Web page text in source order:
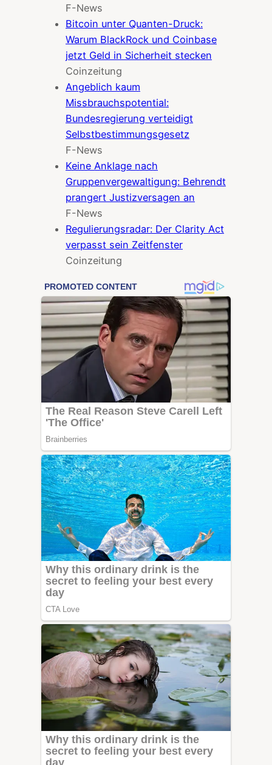
F-News
Bitcoin unter Quanten-Druck:
Warum BlackRock und Coinbase
jetzt Geld in Sicherheit stecken
Coinzeitung
Angeblich kaum
Missbrauchspotential:
Bundesregierung verteidigt
Selbstbestimmungsgesetz
F-News
Keine Anklage nach
Gruppenvergewaltigung: Behrendt
prangert Justizversagen an
F-News
Regulierungsradar: Der Clarity Act
verpasst sein Zeitfenster
Coinzeitung